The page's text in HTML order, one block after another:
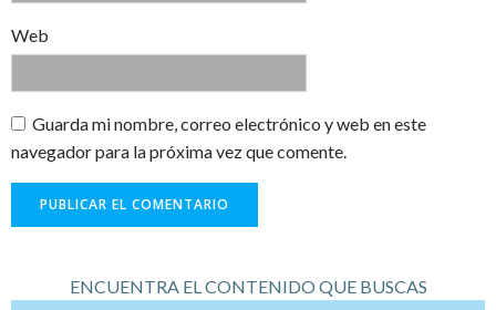
Web
Guarda mi nombre, correo electrónico y web en este
navegador para la próxima vez que comente.
ENCUENTRA EL CONTENIDO QUE BUSCAS